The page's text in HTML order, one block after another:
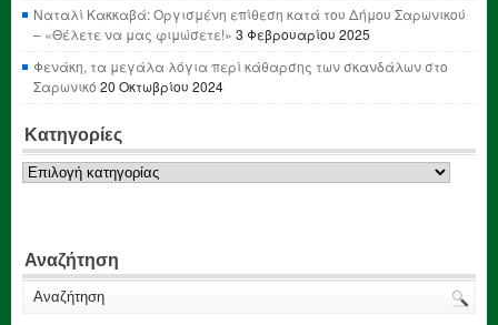
Ναταλί Κακκαβά: Οργισμένη επίθεση κατά του Δήμου Σαρωνικού
– «Θέλετε να μας φιμώσετε!» 3 Φεβρουαρίου 2025
Φενάκη, τα μεγάλα λόγια περί κάθαρσης των σκανδάλων στο
Σαρωνικό 20 Οκτωβρίου 2024
Κατηγορίες
Κατηγορίες
Αναζήτηση